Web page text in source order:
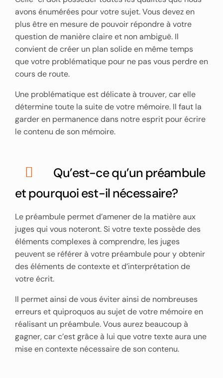
avons énumérées pour votre sujet. Vous devez en
plus être en mesure de pouvoir répondre à votre
question de manière claire et non ambiguë. Il
convient de créer un plan solide en même temps
que votre problématique pour ne pas vous perdre en
cours de route.
Une problématique est délicate à trouver, car elle
détermine toute la suite de votre mémoire. Il faut la
garder en permanence dans notre esprit pour écrire
le contenu de son mémoire.
Qu’est-ce qu’un préambule
et pourquoi est-il nécessaire?
Le préambule permet d’amener de la matière aux
juges qui vous noteront. Si votre texte possède des
éléments complexes à comprendre, les juges
peuvent se référer à votre préambule pour y obtenir
des éléments de contexte et d’interprétation de
votre écrit.
Il permet ainsi de vous éviter ainsi de nombreuses
erreurs et quiproquos au sujet de votre mémoire en
réalisant un préambule. Vous aurez beaucoup à
gagner, car c’est grâce à lui que votre texte aura une
mise en contexte nécessaire de son contenu.